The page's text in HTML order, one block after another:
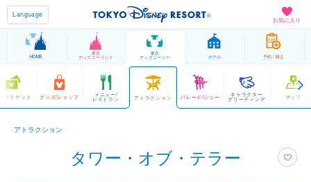
お気に入り
Language
HOME
東京
ディズニーランド
東京
ディズニーシー ホテル 予約 / 購入
クチケット グッズ/ショップ メニュー/
レストラン アトラクション パレード/ショー キャラクター
グリーティング マップ
アトラクション
タワー・オブ・テラー